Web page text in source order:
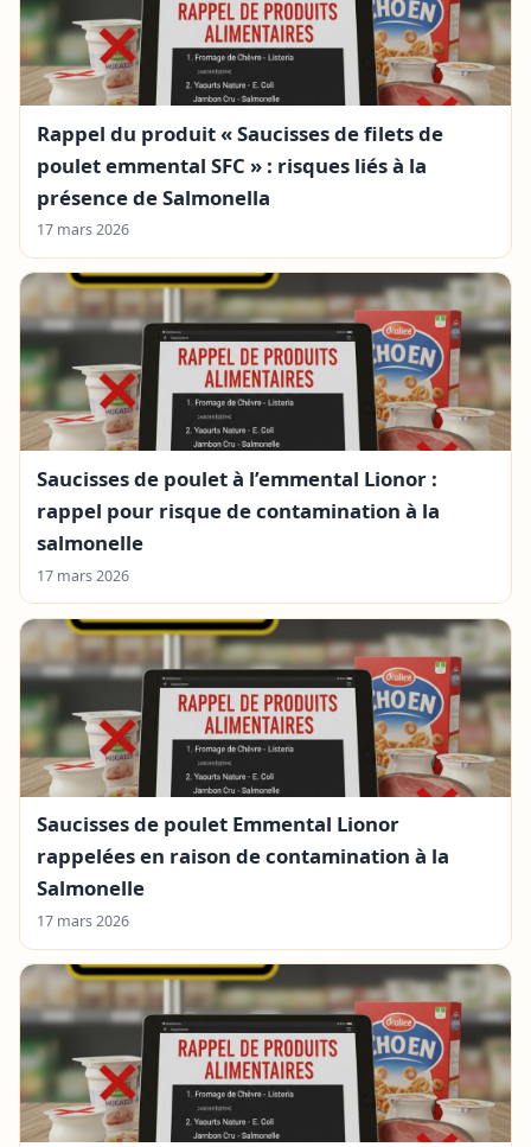
Rappel du produit « Saucisses de filets de
poulet emmental SFC » : risques liés à la
présence de Salmonella
17 mars 2026
Saucisses de poulet à l’emmental Lionor :
rappel pour risque de contamination à la
salmonelle
17 mars 2026
Saucisses de poulet Emmental Lionor
rappelées en raison de contamination à la
Salmonelle
17 mars 2026